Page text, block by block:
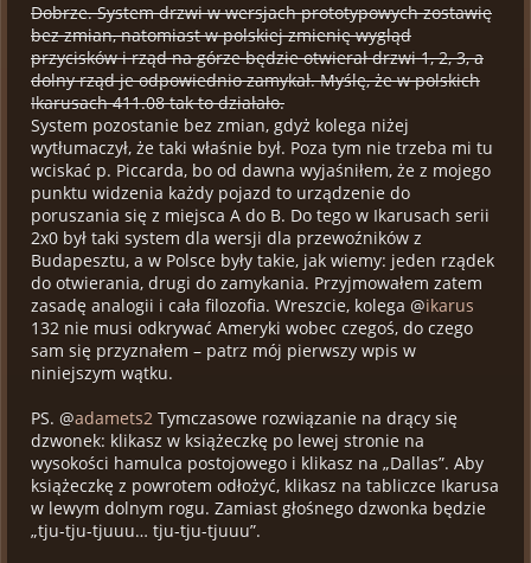
Dobrze. System drzwi w wersjach prototypowych zostawię
bez zmian, natomiast w polskiej zmienię wygląd
przycisków i rząd na górze będzie otwierał drzwi 1, 2, 3, a
dolny rząd je odpowiednio zamykał. Myślę, że w polskich
Ikarusach 411.08 tak to działało.
System pozostanie bez zmian, gdyż kolega niżej
wytłumaczył, że taki właśnie był. Poza tym nie trzeba mi tu
wciskać p. Piccarda, bo od dawna wyjaśniłem, że z mojego
punktu widzenia każdy pojazd to urządzenie do
poruszania się z miejsca A do B. Do tego w Ikarusach serii
2x0 był taki system dla wersji dla przewoźników z
Budapesztu, a w Polsce były takie, jak wiemy: jeden rządek
do otwierania, drugi do zamykania. Przyjmowałem zatem
zasadę analogii i cała filozofia. Wreszcie, kolega @ikarus
132 nie musi odkrywać Ameryki wobec czegoś, do czego
sam się przyznałem – patrz mój pierwszy wpis w
niniejszym wątku.
PS. @adamets2 Tymczasowe rozwiązanie na drący się
dzwonek: klikasz w książeczkę po lewej stronie na
wysokości hamulca postojowego i klikasz na „Dallas”. Aby
książeczkę z powrotem odłożyć, klikasz na tabliczce Ikarusa
w lewym dolnym rogu. Zamiast głośnego dzwonka będzie
„tju-tju-tjuuu… tju-tju-tjuuu”.